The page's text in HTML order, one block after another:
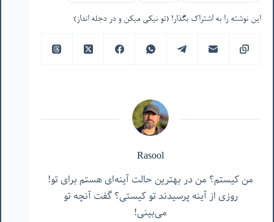
این نوشته را به اشتراک بگذار! (تو نیکی میکن و در دجله انداز)
Rasool
من کیستم؟ من در بهترین حالت آینه‌ای هستم برای تو!
روزی از آینه پرسیدند تو کیستی؟ گفت آنچه تو
می‌بینی!